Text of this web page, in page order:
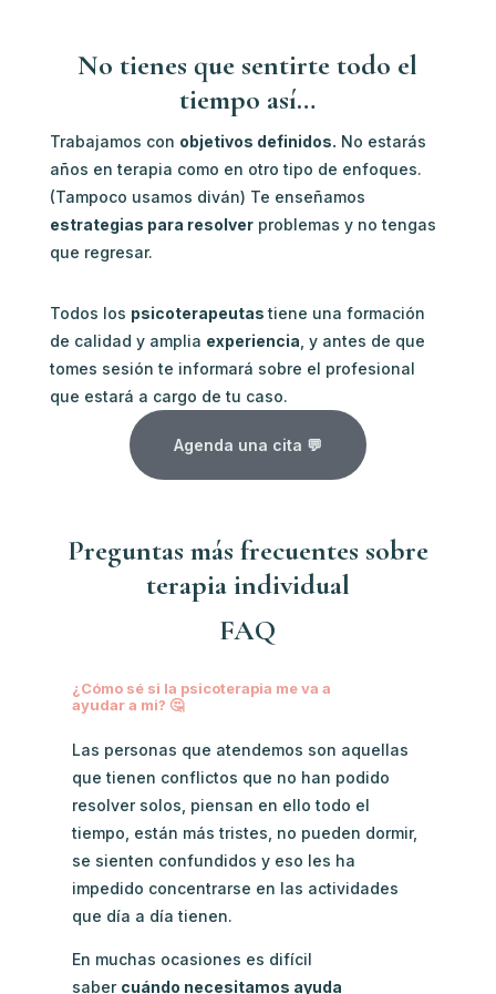
No tienes que sentirte todo el
tiempo así…
Trabajamos con objetivos definidos. No estarás
años en terapia como en otro tipo de enfoques.
(Tampoco usamos diván) Te enseñamos
estrategias para resolverproblemas y no tengas
que regresar.
Todos los psicoterapeutastiene una formación
de calidad y amplia experiencia , y antes de que
tomes sesión te informará sobre el profesional
que estará a cargo de tu caso.
Agenda una cita 💬
Preguntas más frecuentes sobre
terapia individual
FAQ
¿Cómo sé si la psicoterapia me va a
ayudar a mi? 🤔
Las personas que atendemos son aquellas
que tienen conflictos que no han podido
resolver solos, piensan en ello todo el
tiempo, están más tristes, no pueden dormir,
se sienten confundidos y eso les ha
impedido concentrarse en las actividades
que día a día tienen.
En muchas ocasiones es difícil
saber cuándo necesitamos ayuda